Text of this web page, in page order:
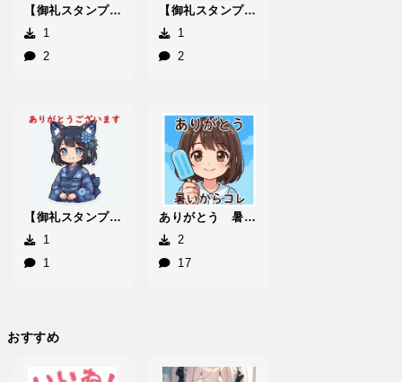
【御礼スタンプ】銀羅院PPPぴんちゃぽ
1
2
【御礼スタンプ】紺空瑠|||けぁりぃ
1
2
【御礼スタンプ】東照宮ももりん(PR)
1
1
ありがとう 暑いからアイスキャンディー4
2
17
おすすめ